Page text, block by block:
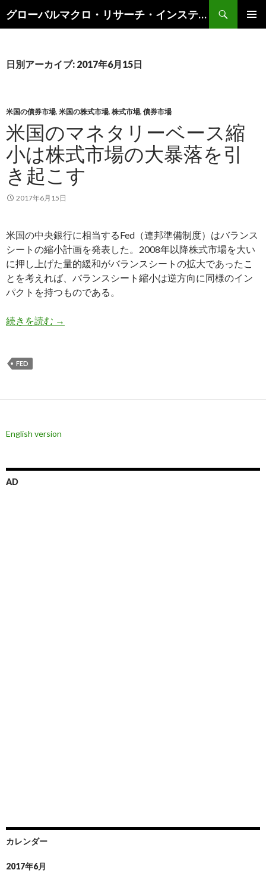
グローバルマクロ・リサーチ・インスティテュート
索
ン
キ
ッ
プ
日別アーカイブ: 2017年6月15日
米国の債券市場, 米国の株式市場, 株式市場, 債券市場
米国のマネタリーベース縮
小は株式市場の大暴落を引
き起こす
2017年6月15日
米国の中央銀行に相当するFed（連邦準備制度）はバランス
シートの縮小計画を発表した。2008年以降株式市場を大い
に押し上げた量的緩和がバランスシートの拡大であったこ
とを考えれば、バランスシート縮小は逆方向に同様のイン
パクトを持つものである。
続きを読む 米国のマネタリーベース縮小は株式市場の大暴
→
FED
English version
AD
カレンダー
2017年6月